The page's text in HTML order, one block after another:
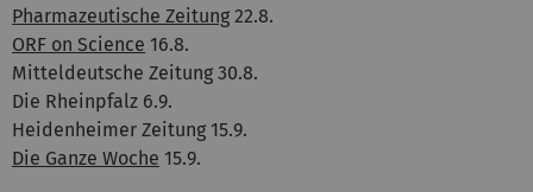
Pharmazeutische Zeitung 22.8.
ORF on Science 16.8.
Mitteldeutsche Zeitung 30.8.
Die Rheinpfalz 6.9.
Heidenheimer Zeitung 15.9.
Die Ganze Woche 15.9.